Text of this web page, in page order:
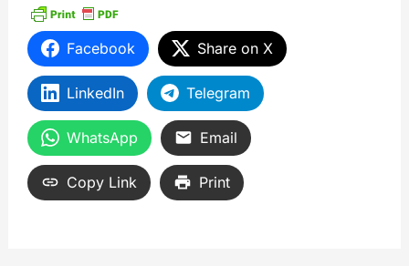
Facebook Share on X
LinkedIn Telegram
WhatsApp Email
Copy Link Print